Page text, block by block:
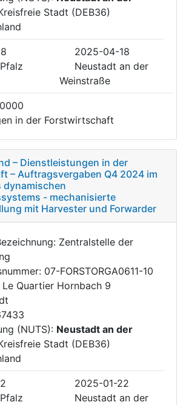
Stadt (DEB36)
2025-04-18
Neustadt an der
Weinstraße
in der Forstwirtschaft
– Dienstleistungen in der
– Auftragsvergaben Q4 2024 im
dynamischen
- mechanisierte
mit Harvester und Forwarder
Zentralstelle der
07-FORSTORGA0611-10
Quartier Hornbach 9
(NUTS): Neustadt an der
Stadt (DEB36)
2025-01-22
Neustadt an der